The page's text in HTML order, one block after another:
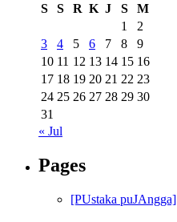
S
S R K J S
M
1
2
3
4 5 6 7 8
9
10 11 12 13 14 15 16
17 18 19 20 21 22 23
24 25 26 27 28 29 30
31
« Jul
Pages
[PUstaka puJAngga]